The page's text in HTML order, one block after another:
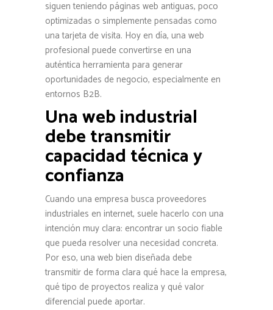
siguen teniendo páginas web antiguas, poco
optimizadas o simplemente pensadas como
una tarjeta de visita. Hoy en día, una web
profesional puede convertirse en una
auténtica herramienta para generar
oportunidades de negocio, especialmente en
entornos B2B.
Una web industrial
debe transmitir
capacidad técnica y
confianza
Cuando una empresa busca proveedores
industriales en internet, suele hacerlo con una
intención muy clara: encontrar un socio fiable
que pueda resolver una necesidad concreta.
Por eso, una web bien diseñada debe
transmitir de forma clara qué hace la empresa,
qué tipo de proyectos realiza y qué valor
diferencial puede aportar.